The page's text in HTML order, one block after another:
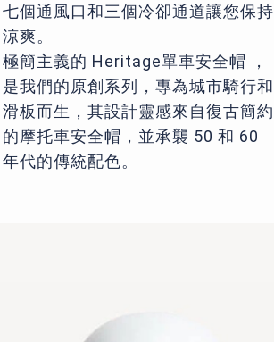
七個通風口和三個冷卻通道讓您保持
涼爽。
極簡主義的 Heritage單車安全帽 ，
是我們的原創系列，專為城市騎行和
滑板而生，其設計靈感來自復古簡約
的摩托車安全帽，並承襲 50 和 60
年代的傳統配色。